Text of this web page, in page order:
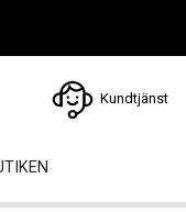
Kundtjänst